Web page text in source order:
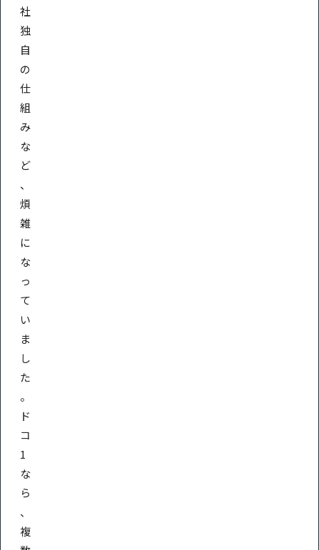
社
独
自
の
仕
組
み
な
ど
、
煩
雑
に
な
っ
て
い
ま
し
た
。
ド
コ
1
な
ら
、
複